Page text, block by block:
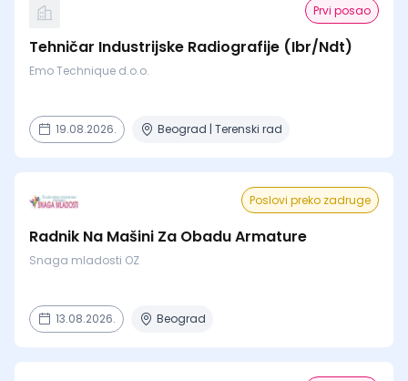
Prvi posao
Tehničar Industrijske Radiografije (Ibr/Ndt)
Emo Technique d.o.o.
19.08.2026. Beograd | Terenski rad
Poslovi preko zadruge
Radnik Na Mašini Za Obadu Armature
Snaga mladosti OZ
13.08.2026. Beograd